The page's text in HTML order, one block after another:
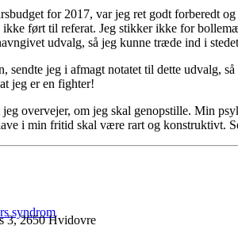
syndrom
for 2017, var jeg ret godt forberedt
ført til referat. Jeg stikker ikke for
udvalg, så jeg kunne træde ind i
sendte jeg i afmagt notatet til dette udvalg,
jeg er en fighter!
jeg overvejer, om jeg skal genopstille. Min
i min fritid skal være rart og konstruktivt.
3, 2650 Hvidovre